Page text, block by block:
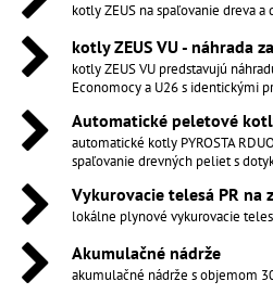
kotly ZEUS na spaľovanie dreva
kotly ZEUS VU - náhrada
kotly ZEUS VU predstavujú
Economocy a U26 s identickými
Automatické peletové
automatické kotly PYROSTA
spaľovanie drevných peliet s
Vykurovacie telesá PR na
lokálne plynové vykurovacie
Akumulačné nádrže
akumulačné nádrže s objemom